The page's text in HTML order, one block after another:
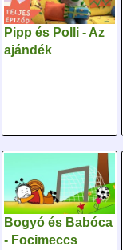
Pipp és Polli - Az
ajándék
Bogyó és Babóca
- Focimeccs